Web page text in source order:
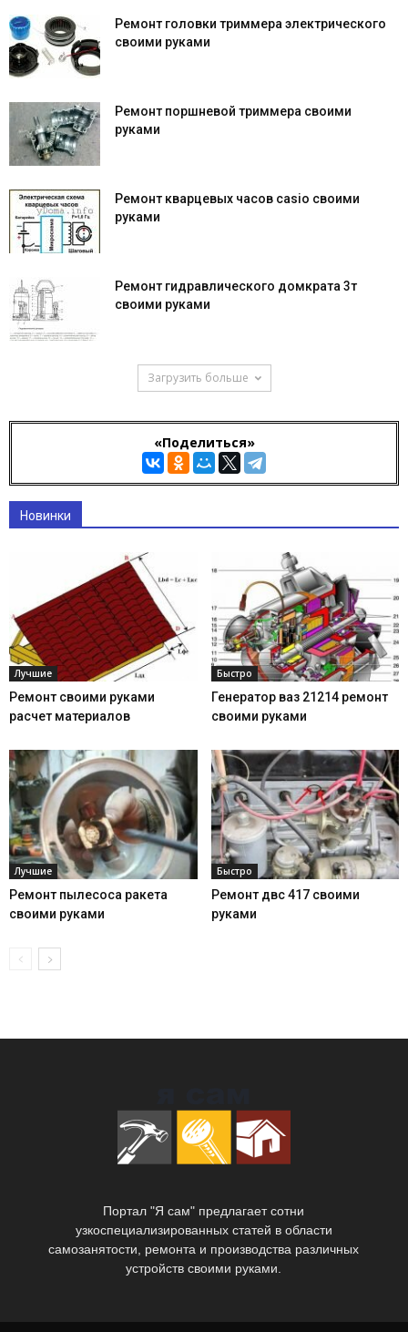
Ремонт головки триммера электрического
своими руками
Ремонт поршневой триммера своими
руками
Ремонт кварцевых часов casio своими
руками
Ремонт гидравлического домкрата 3т
своими руками
Загрузить больше
«Поделиться»
Новинки
Лучшие
Ремонт своими руками
расчет материалов
Быстро
Генератор ваз 21214 ремонт
своими руками
Лучшие
Ремонт пылесоса ракета
своими руками
Быстро
Ремонт двс 417 своими
руками
Портал "Я сам" предлагает сотни
узкоспециализированных статей в области
самозанятости, ремонта и производства различных
устройств своими руками.